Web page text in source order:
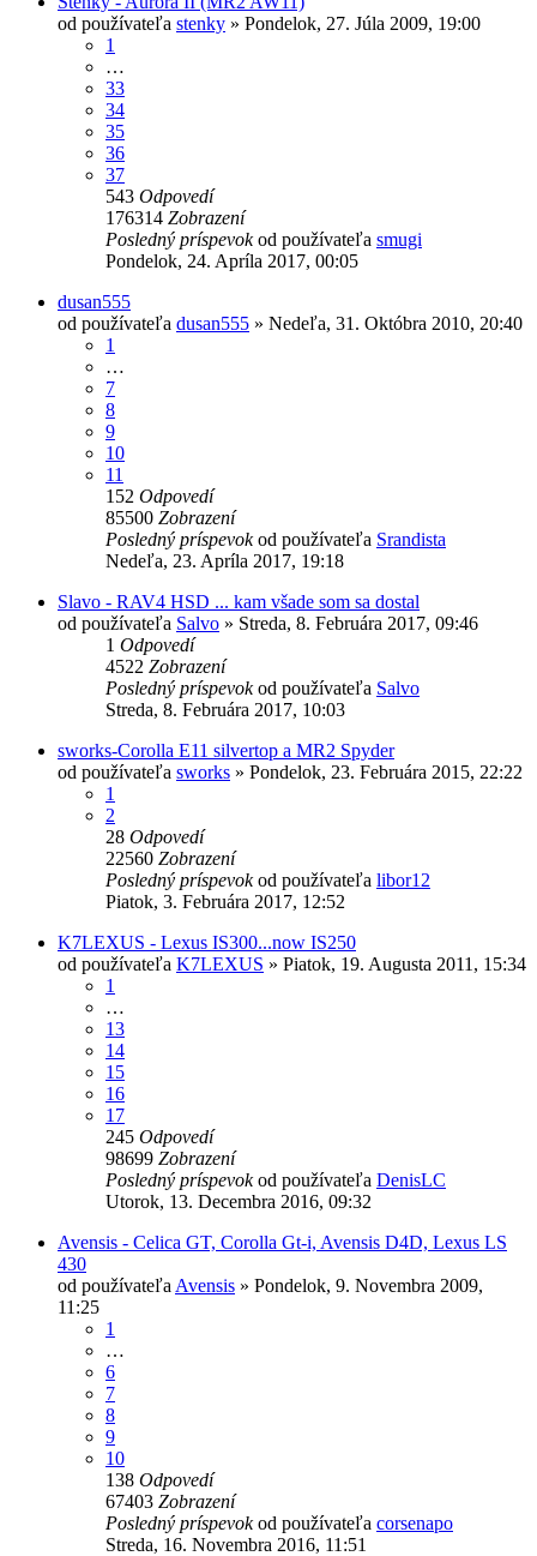
od používateľa stenky » Pondelok, 27. Júla 2009, 19:00
1
…
33
34
35
36
37
543 Odpovedí
176314 Zobrazení
Posledný príspevokod používateľa smugi
Pondelok, 24. Apríla 2017, 00:05
dusan555
od používateľa dusan555 » Nedeľa, 31. Októbra 2010, 20:40
1
…
7
8
9
10
11
152 Odpovedí
85500 Zobrazení
Posledný príspevokod používateľa Srandista
Nedeľa, 23. Apríla 2017, 19:18
Slavo - RAV4 HSD ... kam všade som sa dostal
od používateľa Salvo » Streda, 8. Februára 2017, 09:46
1 Odpovedí
4522 Zobrazení
Posledný príspevokod používateľa Salvo
Streda, 8. Februára 2017, 10:03
sworks-Corolla E11 silvertop a MR2 Spyder
od používateľa sworks » Pondelok, 23. Februára 2015, 22:22
1
2
28 Odpovedí
22560 Zobrazení
Posledný príspevokod používateľa libor12
Piatok, 3. Februára 2017, 12:52
K7LEXUS - Lexus IS300...now IS250
od používateľa K7LEXUS » Piatok, 19. Augusta 2011, 15:34
1
…
13
14
15
16
17
245 Odpovedí
98699 Zobrazení
Posledný príspevokod používateľa DenisLC
Utorok, 13. Decembra 2016, 09:32
Avensis - Celica GT, Corolla Gt-i, Avensis D4D, Lexus LS
430
od používateľa Avensis » Pondelok, 9. Novembra 2009,
11:25
1
…
6
7
8
9
10
138 Odpovedí
67403 Zobrazení
Posledný príspevokod používateľa corsenapo
Streda, 16. Novembra 2016, 11:51